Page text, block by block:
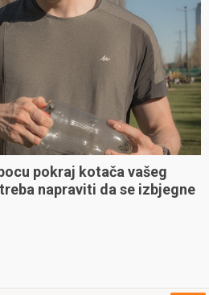
pokraj kotača vašeg
napraviti da se izbjegne